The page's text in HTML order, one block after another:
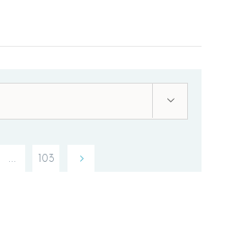
103